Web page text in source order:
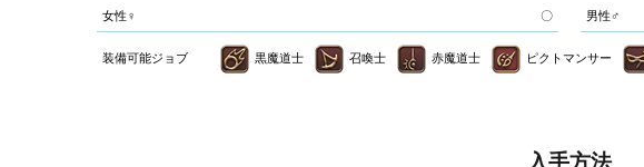
女性♀ 〇 男性♂
装備可能ジョブ 黒魔道士 召喚士 赤魔道士 ピクトマンサー
入手方法